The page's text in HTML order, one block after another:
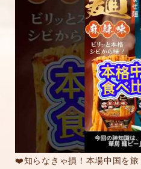
❤️知らなきゃ損！本場中国を旅